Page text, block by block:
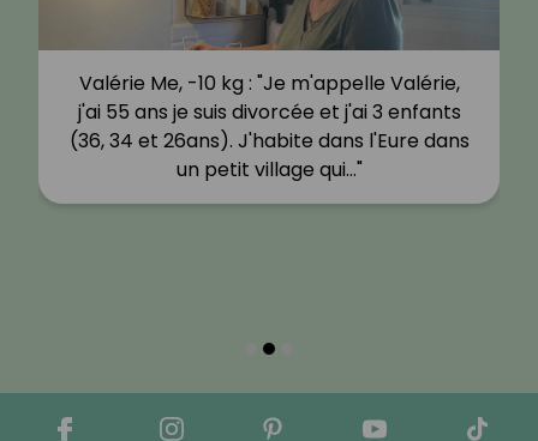
Valérie Me, -10 kg : "Je m'appelle Valérie,
j'ai 55 ans je suis divorcée et j'ai 3 enfants
(36, 34 et 26ans). J'habite dans l'Eure dans
un petit village qui…"